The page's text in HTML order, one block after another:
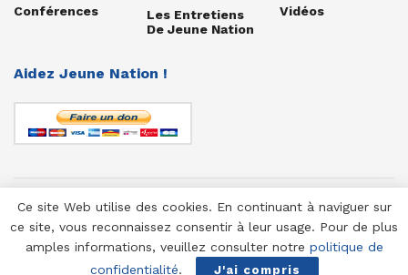
Conférences
Les Entretiens
De Jeune Nation
Vidéos
Aidez Jeune Nation !
© 1958-2025 Jeune Nation
Ce site Web utilise des cookies. En continuant à naviguer sur
ce site, vous reconnaissez consentir à leur usage. Pour de plus
amples informations, veuillez consulter notre politique de
confidentialité. J'ai compris